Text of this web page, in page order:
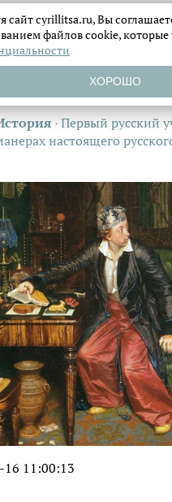
›Первый русский
настоящего
11:00:13
сайт cyrillitsa.ru, Вы
файловcookie, которые
ХОРОШО